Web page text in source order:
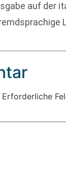
auf der
Erforderliche